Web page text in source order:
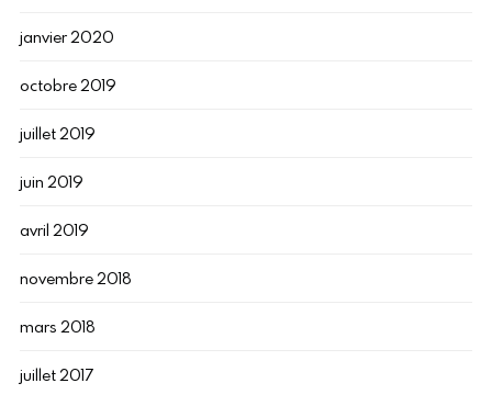
janvier 2020
octobre 2019
juillet 2019
juin 2019
avril 2019
novembre 2018
mars 2018
juillet 2017